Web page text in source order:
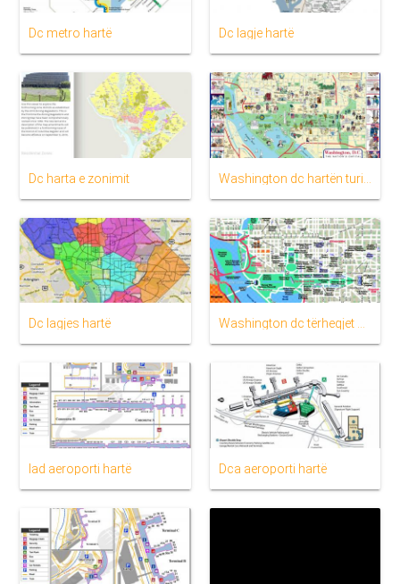
Dc metro hartë Dc lagje hartë
Dc harta e zonimit
Dc lagjes hartë Washington dc tërheqjet hartë
Iad aeroporti hartë Dca aeroporti hartë